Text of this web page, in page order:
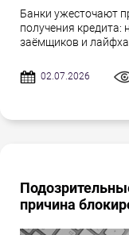
Банки ужесточают
получения
заёмщиков и
02.07.2026
причина